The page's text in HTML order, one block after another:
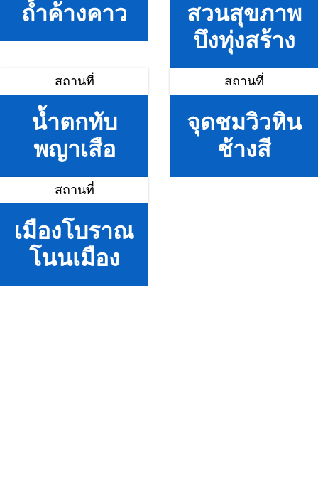
ถ้ำค้างคาว
สวนสุขภาพ
บึงทุ่งสร้าง
สถานที่
น้ำตกทับ
พญาเสือ
สถานที่
จุดชมวิวหิน
ช้างสี
สถานที่
เมืองโบราณ
โนนเมือง